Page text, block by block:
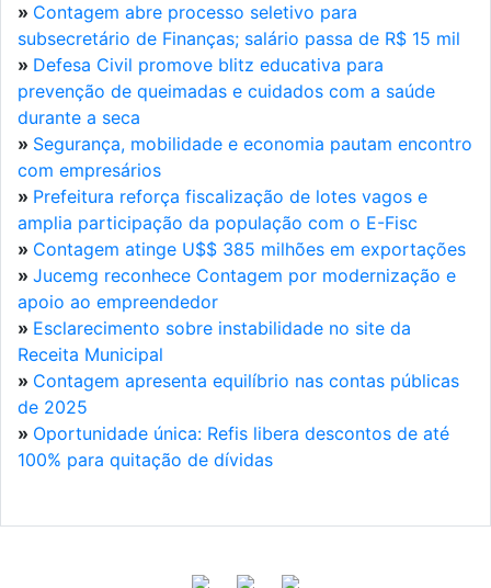
» Contagem abre processo seletivo para
subsecretário de Finanças; salário passa de R$ 15 mil
» Defesa Civil promove blitz educativa para
prevenção de queimadas e cuidados com a saúde
durante a seca
» Segurança, mobilidade e economia pautam encontro
com empresários
» Prefeitura reforça fiscalização de lotes vagos e
amplia participação da população com o E-Fisc
» Contagem atinge U$$ 385 milhões em exportações
» Jucemg reconhece Contagem por modernização e
apoio ao empreendedor
» Esclarecimento sobre instabilidade no site da
Receita Municipal
» Contagem apresenta equilíbrio nas contas públicas
de 2025
» Oportunidade única: Refis libera descontos de até
100% para quitação de dívidas